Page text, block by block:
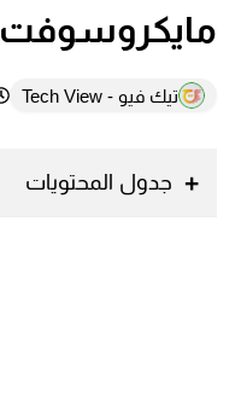
مايكروسوفت
تيك فيو - Tech View
جدول المحتويات